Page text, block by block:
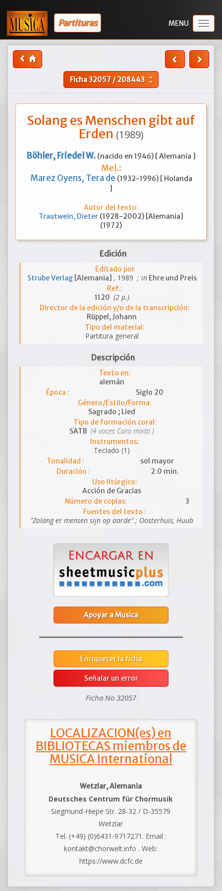
Partituras
Ficha32057/208443 unfold_more
Solang es Menschen gibt auf
Erden (1989)
Böhler, Friedel W. (nacido en 1946) [ Alemania ]
Mel.:
Marez Oyens, Tera de (1932-1996) [ Holanda
]
Autor del texto:
Trautwein, Dieter (1928-2002) [Alemania]
(1972)
Edición
Editado por
Strube Verlag [Alemania] , 1989 ; inEhre und Preis
Ref.:
1120 (2 p.)
Director de la edición y/o de la transcripción:
Rüppel, Johann
Tipo del material:
Partitura general
Descripción
Texto en:
alemán
Época :
Siglo 20
Género/Estilo/Forma:
Sagrado ; Lied
Tipo de formación coral:
SATB (4 voces Coro mixto )
Instrumentos:
Teclado (1)
Tonalidad :
sol mayor
Duración :
2.0 min.
Uso litúrgico:
Acción de Gracias
Número de coplas:
3
Fuentes del texto :
"Zolang er mensen sijn op aarde" ; Oosterhuis, Huub
Apoyar a Musica
Enriquecer la ficha
Señalar un error
Ficha No 32057
LOCALIZACION(es) en
BIBLIOTECAS miembros de
MUSICA International
Wetzlar, Alemania
Deutsches Centrum für Chormusik
Siegmund-Hiepe Str. 28-32 / D-35579
Wetzlar
Tel. (+49) (0)6431-9717271. Email :
kontakt@chorwelt.info . Web:
https://www.dcfc.de